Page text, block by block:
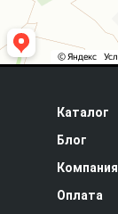
Каталог
Блог
Компания
Оплата